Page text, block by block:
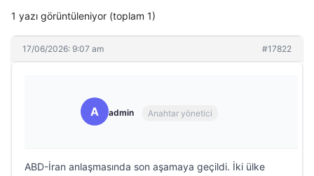
1 yazı görüntüleniyor (toplam 1)
17/06/2026: 9:07 am #17822
A admin Anahtar yönetici
ABD-İran anlaşmasında son aşamaya geçildi. İki ülke